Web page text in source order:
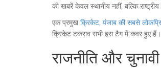
की खबरें केवल स्थानीय नहीं, बल्कि
एक प्रमुख क्रिके‍ट, पंजाब की सबसे
क्रिकेट टकराव सभी इस टैग में कवर हुए
राजनीति और